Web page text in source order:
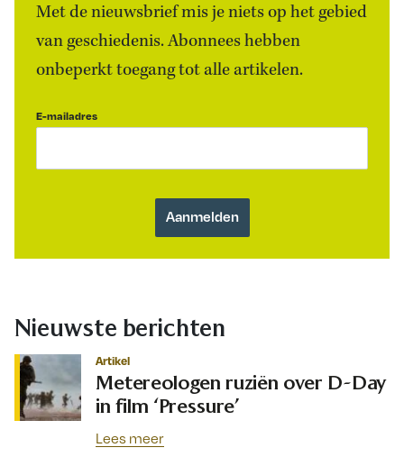
Met de nieuwsbrief mis je niets op het gebied
van geschiedenis. Abonnees hebben
onbeperkt toegang tot alle artikelen.
E-mailadres
Nieuwste berichten
Artikel
Metereologen ruziën over D-Day
in film ‘Pressure’
Lees meer